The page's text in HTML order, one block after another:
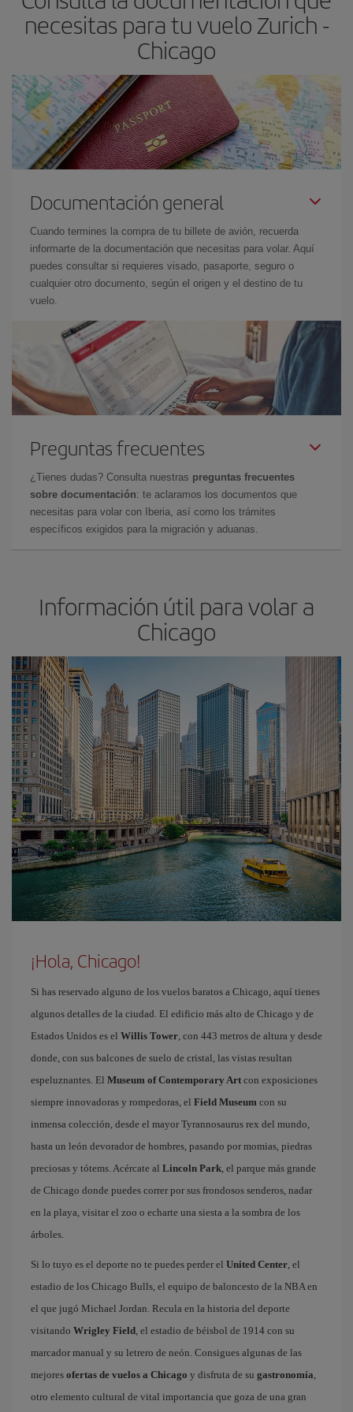
necesitas para tu vuelo Zurich -
Chicago
Documentación general
Cuando termines la compra de tu billete de avión, recuerda
informarte de la documentación que necesitas para volar. Aquí
puedes consultar si requieres visado, pasaporte, seguro o
cualquier otro documento, según el origen y el destino de tu
vuelo.
Preguntas frecuentes
¿Tienes dudas? Consulta nuestras preguntas frecuentes
sobre documentación: te aclaramos los documentos que
necesitas para volar con Iberia, así como los trámites
específicos exigidos para la migración y aduanas.
Información útil para volar a
Chicago
¡Hola, Chicago!
Si has reservado alguno de los vuelos baratos a Chicago, aquí tienes
algunos detalles de la ciudad. El edificio más alto de Chicago y de
Estados Unidos es el Willis Tower, con 443 metros de altura y desde
donde, con sus balcones de suelo de cristal, las vistas resultan
espeluznantes. El Museum of Contemporary Art con exposiciones
siempre innovadoras y rompedoras, el Field Museum con su
inmensa colección, desde el mayor Tyrannosaurus rex del mundo,
hasta un león devorador de hombres, pasando por momias, piedras
preciosas y tótems. Acércate al Lincoln Park, el parque más grande
de Chicago donde puedes correr por sus frondosos senderos, nadar
en la playa, visitar el zoo o echarte una siesta a la sombra de los
árboles.
Si lo tuyo es el deporte no te puedes perder el United Center, el
estadio de los Chicago Bulls, el equipo de baloncesto de la NBA en
el que jugó Michael Jordan. Recula en la historia del deporte
visitando Wrigley Field, el estadio de béisbol de 1914 con su
marcador manual y su letrero de neón. Consigues algunas de las
mejores ofertas de vuelos a Chicago y disfruta de su gastronomía,
otro elemento cultural de vital importancia que goza de una gran